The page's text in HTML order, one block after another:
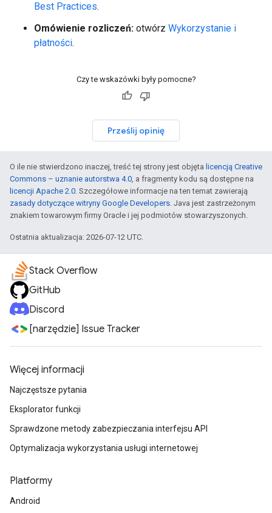
Best Practices.
Omówienie rozliczeń: otwórz Wykorzystanie i
płatności.
Czy te wskazówki były pomocne?
Prześlij opinię
O ile nie stwierdzono inaczej, treść tej strony jest objęta licencją Creative
Commons – uznanie autorstwa 4.0, a fragmenty kodu są dostępne na
licencji Apache 2.0. Szczegółowe informacje na ten temat zawierają
zasady dotyczące witryny Google Developers. Java jest zastrzeżonym
znakiem towarowym firmy Oracle i jej podmiotów stowarzyszonych.
Ostatnia aktualizacja: 2026-07-12 UTC.
Stack Overflow
GitHub
Discord
[narzędzie] Issue Tracker
Więcej informacji
Najczęstsze pytania
Eksplorator funkcji
Sprawdzone metody zabezpieczania interfejsu API
Optymalizacja wykorzystania usługi internetowej
Platformy
Android